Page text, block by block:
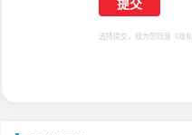
选择提交，视为您同意 《隐